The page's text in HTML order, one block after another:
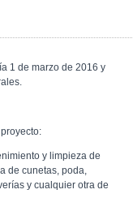
1 de marzo de 2016 y
y limpieza de
de cunetas, poda,
y cualquier otra de